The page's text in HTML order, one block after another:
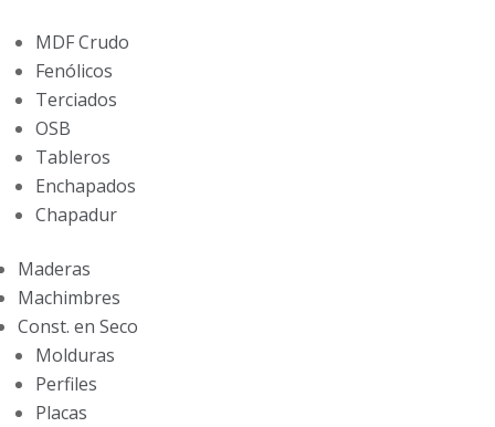
MDF Crudo
Fenólicos
Terciados
OSB
Tableros
Enchapados
Chapadur
Maderas
Machimbres
Const. en Seco
Molduras
Perfiles
Placas